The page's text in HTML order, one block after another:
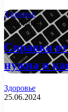
Здоровье
08.08.2024
Справка
нужна и
Здоровье
25.06.2024